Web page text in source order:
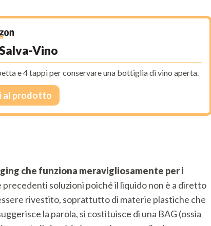
Vino
e 4 tappi per conservare una bottiglia di vino aperta.
al prodotto
che funziona meravigliosamente per i
soluzioni poiché il liquido non è a diretto
rivestito, soprattutto di materie plastiche che
la parola, si costituisce di una BAG (ossia